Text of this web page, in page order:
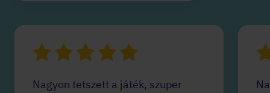
Nagyon tetszett a játék, szuper